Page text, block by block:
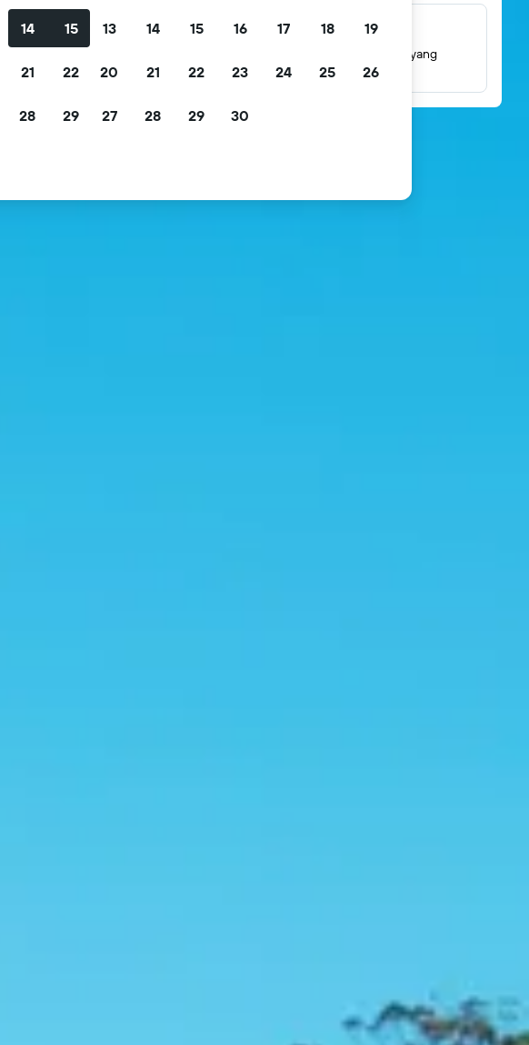
Jutaan ulasan
Lihat penilaian berdasarkan jutaan ulasan tamu yang
sebenarnya.
14 15
21 22
28 29
13 14 15 16 17 18 19
20 21 22 23 24 25 26
27 28 29 30